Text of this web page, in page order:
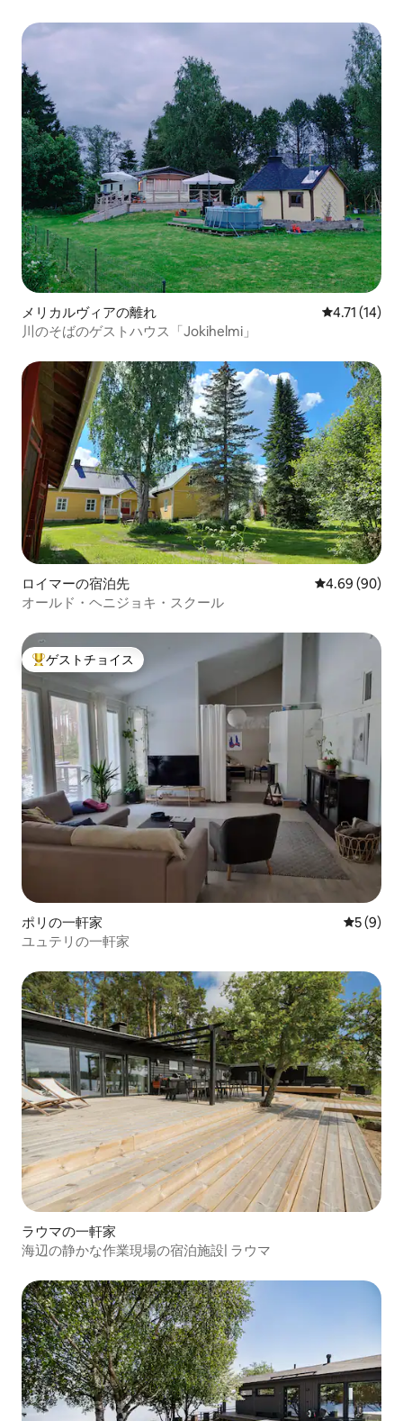
メリカルヴィアの離れ レビュー14
4.71 (14)
川のそばのゲストハウス「Jokihelmi」
ロイマーの宿泊先 レビュー90件
4.69 (90)
オールド・ヘニジョキ・スクール
大好評のゲストチョイスです。
ゲストチョイス
ポリの一軒家 レビュー
5 (9)
ユュテリの一軒家
ラウマの一軒家
海辺の静かな作業現場の宿泊施設| ラウマ